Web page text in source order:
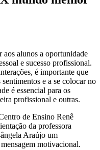
alunos a oportunidade
e sucesso profissional.
é importante que
e a se colocar no
é essencial para os
profissional e outras.
de Ensino Renê
da professora
Araújo um
motivacional.